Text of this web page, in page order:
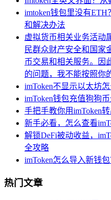
imtoken钱包里没有
和解决办法
虚拟货币相关业务活动
民群众财产安全和国家
币交易和相关服务。因
的问题，我不能按照你
imToken不显示以太坊
imToken钱包充值狗狗
手把手教你用imToken
新手必看，怎么查看
解锁DeFi被动收益，
全攻略
imToken怎么导入新钱
热门文章